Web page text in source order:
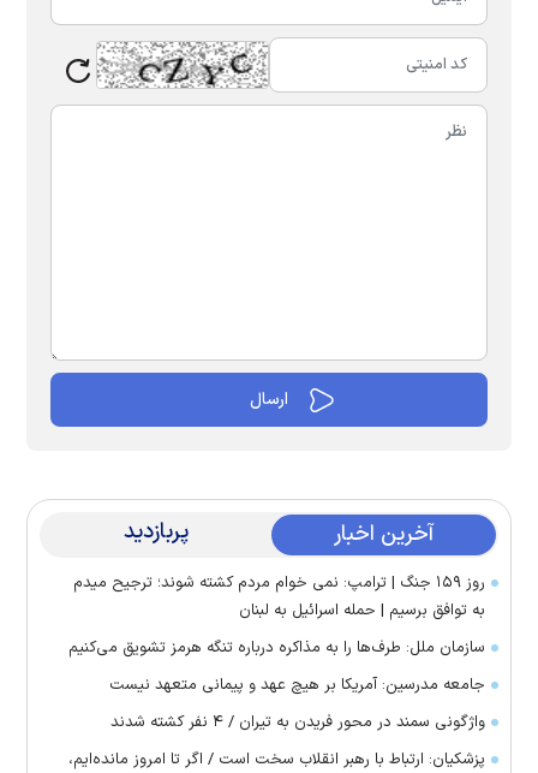
آخرین اخبار پربازدید
روز ۱۵۹ جنگ | ترامپ: نمی خوام مردم کشته شوند؛ ترجیح میدم
به توافق برسیم | حمله اسرائیل به لبنان
سازمان ملل: طرف‌ها را به مذاکره درباره تنگه هرمز تشویق می‌کنیم
جامعه مدرسین: آمریکا بر هیچ عهد و پیمانی متعهد نیست
واژگونی سمند در محور فریدن به تیران / ۴ نفر کشته شدند
پزشکیان: ارتباط با رهبر انقلاب سخت است / اگر تا امروز مانده‌ایم،